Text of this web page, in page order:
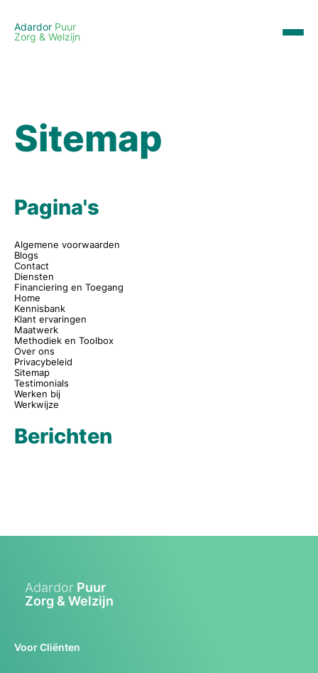
Adardor Puur
Zorg & Welzijn
Sitemap
Pagina's
Algemene voorwaarden
Blogs
Contact
Diensten
Financiering en Toegang
Home
Kennisbank
Klant ervaringen
Maatwerk
Methodiek en Toolbox
Over ons
Privacybeleid
Sitemap
Testimonials
Werken bij
Werkwijze
Berichten
Adardor Puur
Zorg & Welzijn
Voor Cliënten